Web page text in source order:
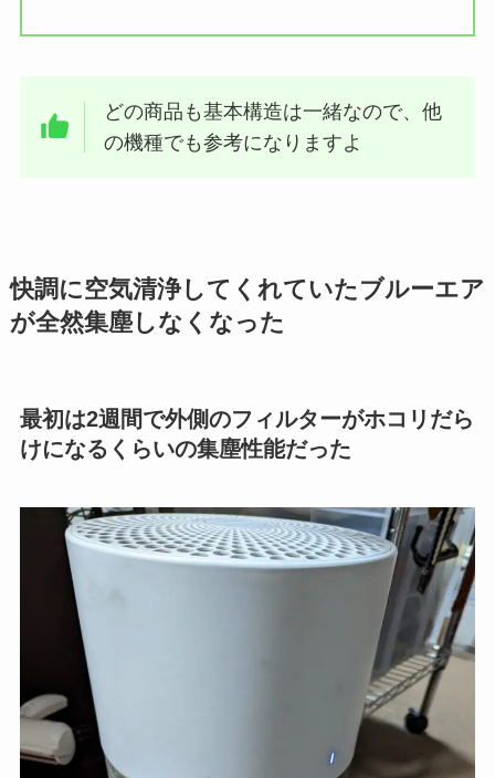
どの商品も基本構造は一緒なので、他
の機種でも参考になりますよ
快調に空気清浄してくれていたブルーエア
が全然集塵しなくなった
最初は2週間で外側のフィルターがホコリだら
けになるくらいの集塵性能だった